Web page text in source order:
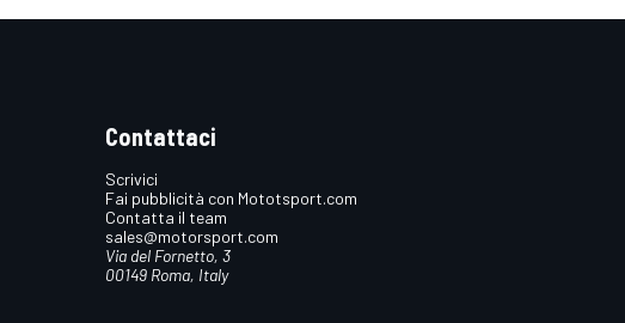
Contattaci
Scrivici
Fai pubblicità con Mototsport.com
Contatta il team
sales@motorsport.com
Via del Fornetto, 3
00149 Roma, Italy